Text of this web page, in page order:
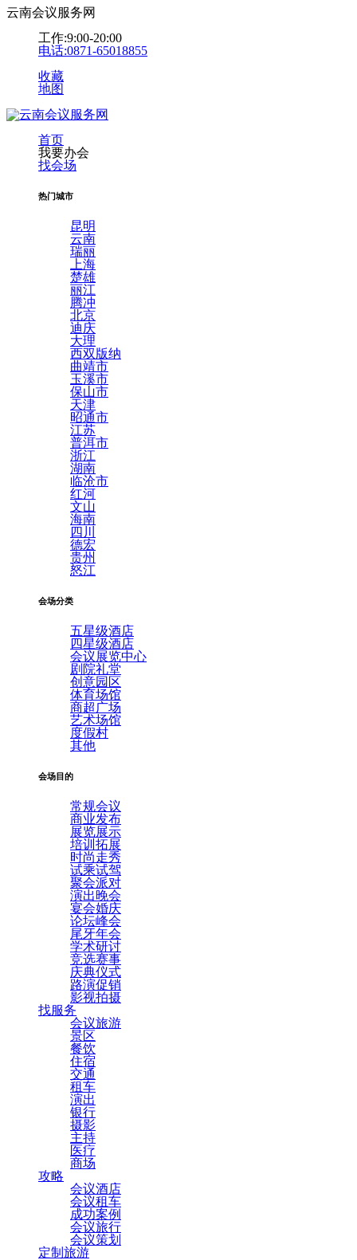
云南会议服务网
工作:9:00-20:00
电话:0871-65018855
收藏
地图
首页
我要办会
找会场
热门城市
昆明
云南
瑞丽
上海
楚雄
丽江
腾冲
北京
迪庆
大理
西双版纳
曲靖市
玉溪市
保山市
天津
昭通市
江苏
普洱市
浙江
湖南
临沧市
红河
文山
海南
四川
德宏
贵州
怒江
会场分类
五星级酒店
四星级酒店
会议展览中心
剧院礼堂
创意园区
体育场馆
商超广场
艺术场馆
度假村
其他
会场目的
常规会议
商业发布
展览展示
培训拓展
时尚走秀
试乘试驾
聚会派对
演出晚会
宴会婚庆
论坛峰会
尾牙年会
学术研讨
竞选赛事
庆典仪式
路演促销
影视拍摄
找服务
会议旅游
景区
餐饮
住宿
交通
租车
演出
银行
摄影
主持
医疗
商场
攻略
会议酒店
会议租车
成功案例
会议旅行
会议策划
定制旅游